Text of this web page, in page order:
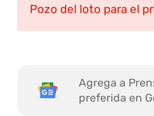
Pozo del loto para el
Agrega a
preferida en